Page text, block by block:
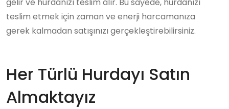
teslim etmek için zaman ve enerji harcamanıza
gerek kalmadan satışınızı gerçekleştirebilirsiniz.
Her Türlü Hurdayı Satın
Almaktayız